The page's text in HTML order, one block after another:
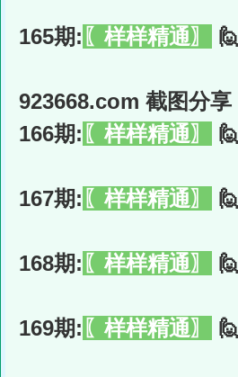
165期: 〖样样精通〗 🙋
923668.com 截图分享
166期: 〖样样精通〗 🙋
167期: 〖样样精通〗 🙋
168期: 〖样样精通〗 🙋
169期: 〖样样精通〗 🙋